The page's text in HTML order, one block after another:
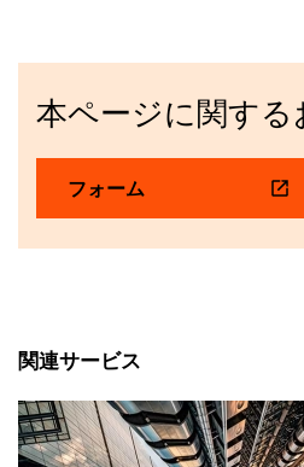
本ページに関する
フォーム
関連サービス